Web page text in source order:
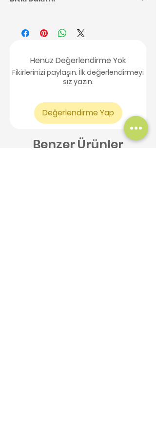
bilgilere buradan
ulaşabilirsiniz,
tıklayınız.
Henüz Değerlendirme Yok
Fikirlerinizi paylaşın. İlk değerlendirmeyi
siz yazın.
Değerlendirme Yap
Benzer Ürünler